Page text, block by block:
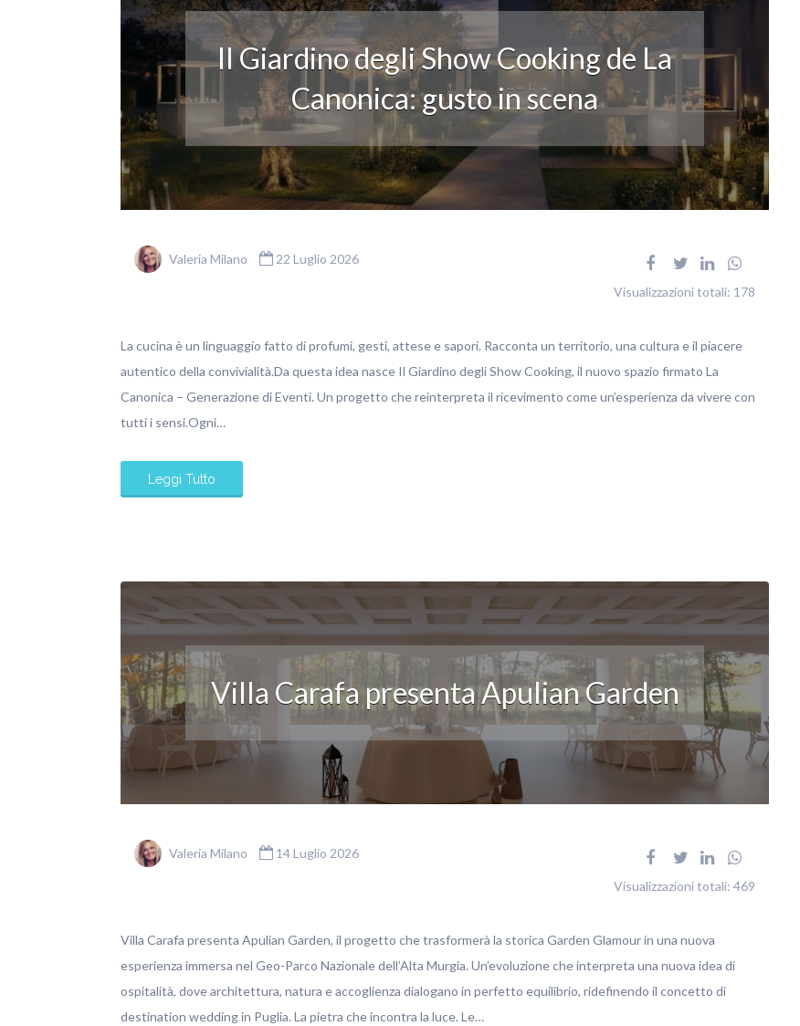
Il Giardino degli Show Cooking de La
Canonica: gusto in scena
Valeria Milano 22 Luglio 2026
Visualizzazioni totali: 178
La cucina è un linguaggio fatto di profumi, gesti, attese e sapori. Racconta un territorio, una cultura e il piacere
autentico della convivialità.Da questa idea nasce Il Giardino degli Show Cooking, il nuovo spazio firmato La
Canonica – Generazione di Eventi. Un progetto che reinterpreta il ricevimento come un’esperienza da vivere con
tutti i sensi.Ogni…
Leggi Tutto
Villa Carafa presenta Apulian Garden
Valeria Milano 14 Luglio 2026
Visualizzazioni totali: 469
Villa Carafa presenta Apulian Garden, il progetto che trasformerà la storica Garden Glamour in una nuova
esperienza immersa nel Geo-Parco Nazionale dell’Alta Murgia. Un’evoluzione che interpreta una nuova idea di
ospitalità, dove architettura, natura e accoglienza dialogano in perfetto equilibrio, ridefinendo il concetto di
destination wedding in Puglia. La pietra che incontra la luce. Le…